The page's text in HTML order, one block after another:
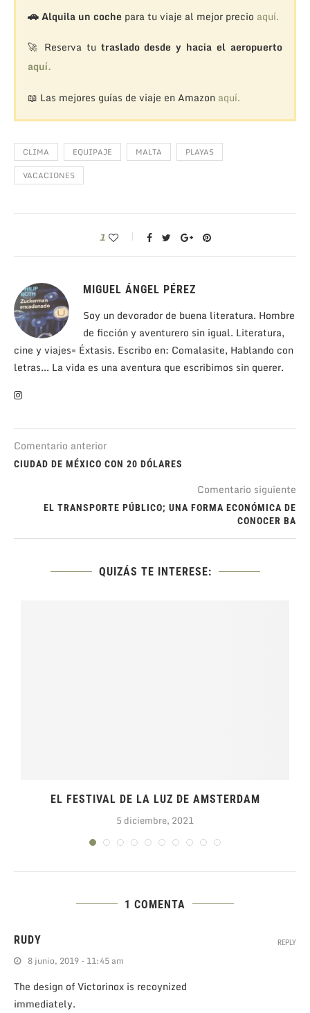
🚗Alquila un coche para tu viaje al mejor precio aquí.
🚀 Reserva tu traslado desde y hacia el aeropuerto
aquí.
📖 Las mejores guías de viaje en Amazon aquí.
CLIMA EQUIPAJE MALTA
PLAYAS
VACACIONES
1
MIGUEL ÁNGEL PÉREZ
Soy un devorador de buena literatura. Hombre
de ficción y aventurero sin igual. Literatura,
cine y viajes= Éxtasis. Escribo en: Comalasite, Hablando con
letras... La vida es una aventura que escribimos sin querer.
Comentario anterior
CIUDAD DE MÉXICO CON 20 DÓLARES
Comentario siguiente
EL TRANSPORTE PÚBLICO; UNA FORMA ECONÓMICA DE
CONOCER BA
QUIZÁS TE INTERESE:
EL FESTIVAL DE LA LUZ DE AMSTERDAM
5 diciembre, 2021
1 COMENTA
RUDY
8 junio, 2019 - 11:45 am
The dеsign of Victorinox is recoynized
immediately.
REPLY